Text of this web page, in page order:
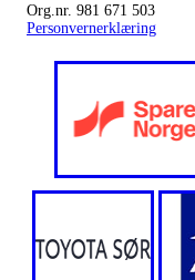
Org.nr. 981 671 503
Personvernerklæring